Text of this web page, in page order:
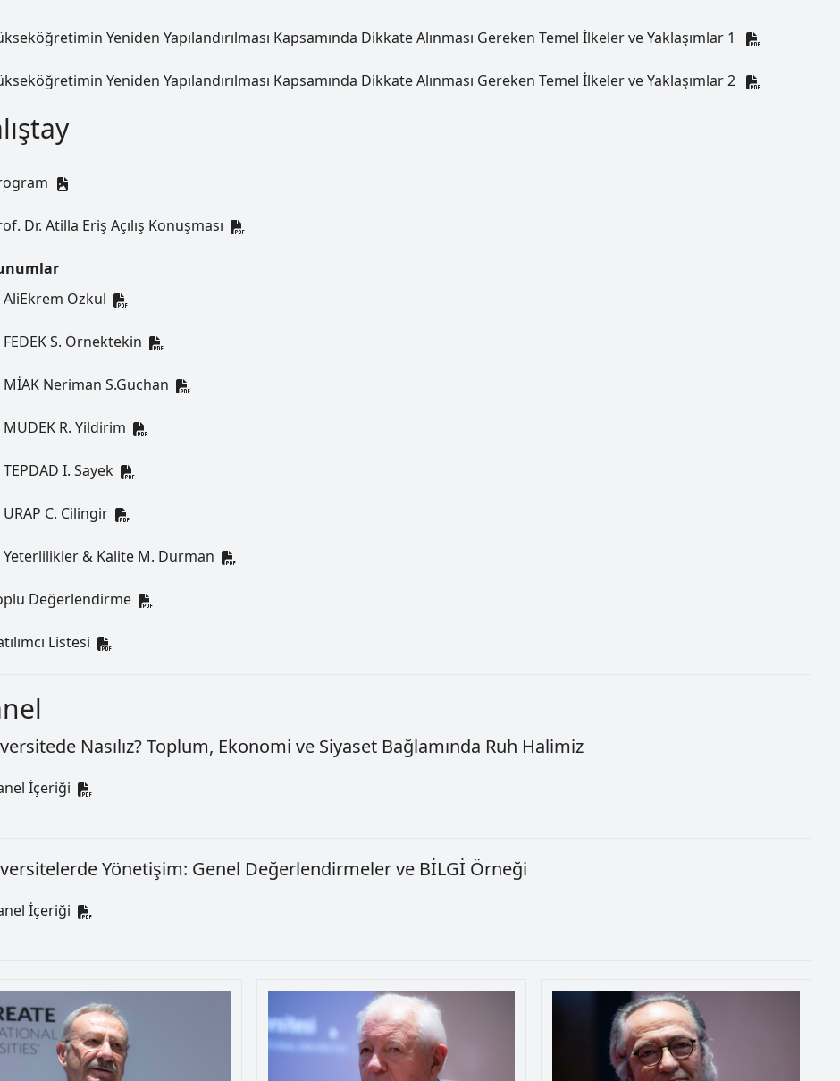
Yeniden Yapılandırılması Kapsamında Dikkate Alınması Gereken Temel İlkeler ve Yaklaşımlar 1
Yeniden Yapılandırılması Kapsamında Dikkate Alınması Gereken Temel İlkeler ve Yaklaşımlar 2
Dr. Atilla Eriş Açılış Konuşması
AliEkrem Özkul
FEDEK S. Örnektekin
MİAK Neriman S.Guchan
MUDEK R. Yildirim
TEPDAD I. Sayek
URAP C. Cilingir
Yeterlilikler & Kalite M. Durman
Değerlendirme
Listesi
Nasılız? Toplum, Ekonomi ve Siyaset Bağlamında Ruh Halimiz
İçeriği
Yönetişim: Genel Değerlendirmeler ve BİLGİ Örneği
İçeriği